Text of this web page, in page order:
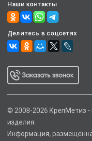
Наши контакты
Делитесь в соцсетях
© 2008-2026 КрепМетиз
изделия.
Информация,